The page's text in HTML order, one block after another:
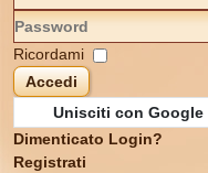
Ricordami
Accedi
Unisciti con Google
Dimenticato Login?
Registrati